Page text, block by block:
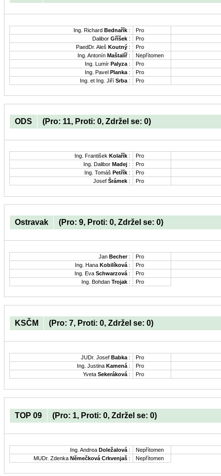
Ing. Richard Bednařík :
Pro
Dalibor Gříšek :
Pro
PaedDr. Aleš Koutný :
Pro
Ing. Antonín Maštalíř:
Nepřítomen
Ing. Lumír Palyza :
Pro
Ing. Pavel Planka :
Pro
Ing. et Ing. Jiří Srba : Pro
ODS (Pro: 11, Proti: 0, Zdržel se: 0)
Ing. František Kolařík :
Pro
Ing. Dalibor Madej :
Pro
Ing. Tomáš Petřík :
Pro
Josef Šrámek : Pro
Ostravak (Pro: 9, Proti: 0, Zdržel se: 0)
Jan Becher:
Pro
Ing. Hana Kobilíková :
Pro
Ing. Eva Schwarzová :
Pro
Ing. Bohdan Trojak : Pro
KSČM (Pro: 7, Proti: 0, Zdržel se: 0)
JUDr. Josef Babka :
Pro
Ing. Justina Kamená :
Pro
Yveta Sekeráková : Pro
TOP 09 (Pro: 1, Proti: 0, Zdržel se: 0)
Ing. Andrea Doležalová :
Nepřítomen
MUDr. Zdenka Němečková Crkvenjaš : Nepřítomen